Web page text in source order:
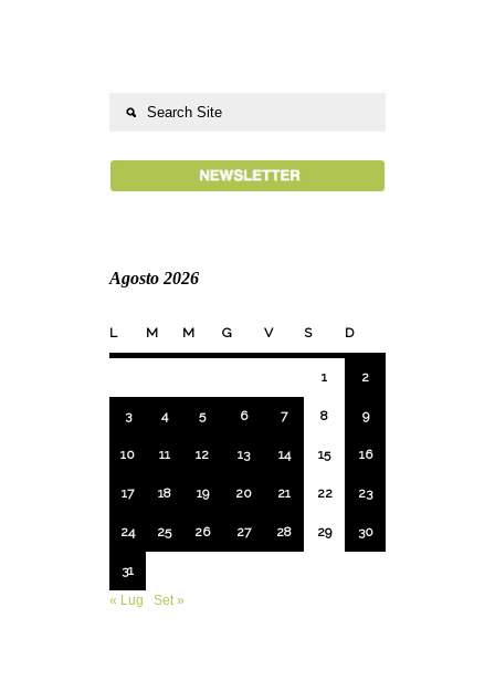
Agosto 2026
L M M G V S D
1 2
3 4 5 6 7 8 9
10 11 12 13 14 15 16
17 18 19 20 21 22 23
24 25 26 27 28 29 30
31
« Lug
Set »